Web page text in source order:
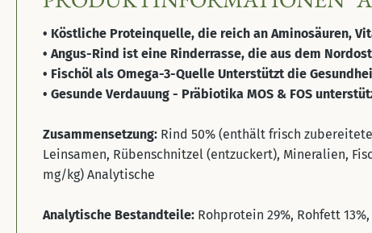
• Köstliche Proteinquelle, die reich an Aminosäuren,
• Angus-Rind ist eine Rinderrasse, die aus dem
• Fischöl als Omega-3-Quelle Unterstützt die
• Gesunde Verdauung - Präbiotika MOS & FOS
Zusammensetzung: Rind 50% (enthält frisch
Leinsamen, Rübenschnitzel (entzuckert), Mineralien,
mg/kg) Analytische
Analytische Bestandteile: Rohprotein 29%, Rohfett